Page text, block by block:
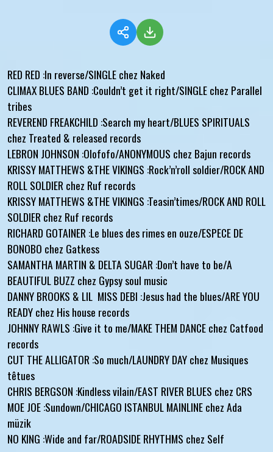
RED RED :In reverse/SINGLE chez Naked
CLIMAX BLUES BAND :Couldn’t get it right/SINGLE chez Parallel
tribes
REVEREND FREAKCHILD :Search my heart/BLUES SPIRITUALS
chez Treated & released records
LEBRON JOHNSON :Olofofo/ANONYMOUS chez Bajun records
KRISSY MATTHEWS &THE VIKINGS :Rock’n’roll soldier/ROCK AND
ROLL SOLDIER chez Ruf records
KRISSY MATTHEWS &THE VIKINGS :Teasin’times/ROCK AND ROLL
SOLDIER chez Ruf records
RICHARD GOTAINER :Le blues des rimes en ouze/ESPECE DE
BONOBO chez Gatkess
SAMANTHA MARTIN & DELTA SUGAR :Don’t have to be/A
BEAUTIFUL BUZZ chez Gypsy soul music
DANNY BROOKS & LIL MISS DEBI :Jesus had the blues/ARE YOU
READY chez His house records
JOHNNY RAWLS :Give it to me/MAKE THEM DANCE chez Catfood
records
CUT THE ALLIGATOR :So much/LAUNDRY DAY chez Musiques
têtues
CHRIS BERGSON :Kindless vilain/EAST RIVER BLUES chez CRS
MOE JOE :Sundown/CHICAGO ISTANBUL MAINLINE chez Ada
müzik
NO KING :Wide and far/ROADSIDE RHYTHMS chez Self